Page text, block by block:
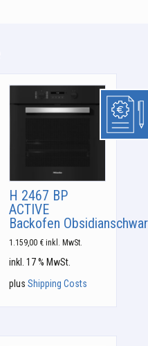
H 2467 BP
ACTIVE
Backofen
1.159,00 € inkl. MwSt.
inkl. 17 % MwSt.
plusShipping Costs